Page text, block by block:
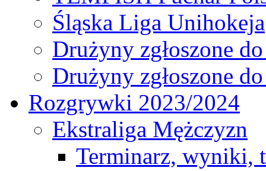
Śląska Liga Unihokeja
Drużyny zgłoszone
Drużyny zgłoszone
Rozgrywki 2023/2024
Ekstraliga Mężczyzn
Terminarz, wyniki,